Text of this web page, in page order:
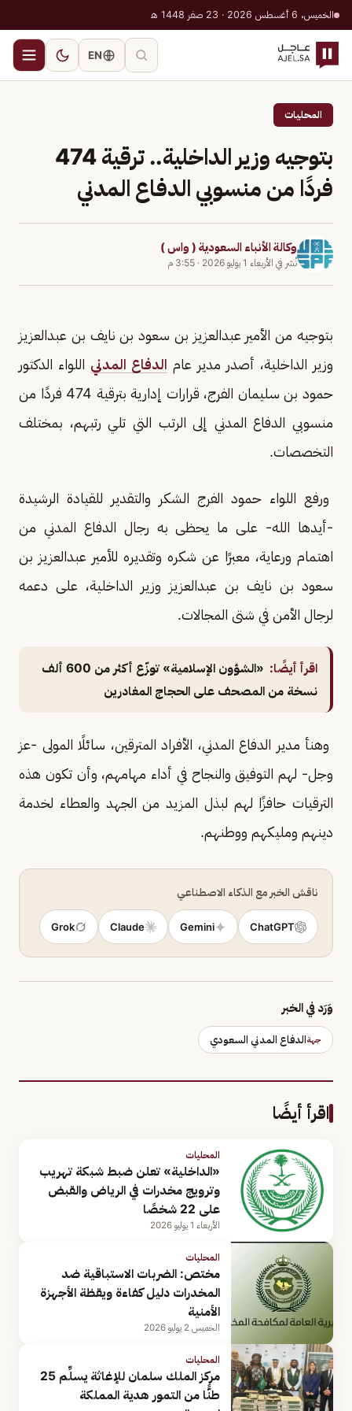
الخميس، 6 أغسطس 2026 · 23 صفر 1448 هـ
EN
المحليات
بتوجيه وزير الداخلية.. ترقية 474
فردًا من منسوبي الدفاع المدني
وكالة الأنباء السعودية ( واس )
نُشر في الأربعاء 1 يوليو 2026 · 3:55 م
بتوجيه من الأمير عبدالعزيز بن سعود بن نايف بن عبدالعزيز
وزير الداخلية، أصدر مدير عام الدفاع المدني اللواء الدكتور
حمود بن سليمان الفرج، قرارات إدارية بترقية 474 فردًا من
منسوبي الدفاع المدني إلى الرتب التي تلي رتبهم، بمختلف
التخصصات.
ورفع اللواء حمود الفرج الشكر والتقدير للقيادة الرشيدة
-أيدها الله- على ما يحظى به رجال الدفاع المدني من
اهتمام ورعاية، معبرًا عن شكره وتقديره للأمير عبدالعزيز بن
سعود بن نايف بن عبدالعزيز وزير الداخلية، على دعمه
لرجال الأمن في شتى المجالات.
اقرأ أيضًا:
«الشؤون الإسلامية» توزّع أكثر من 600 ألف
نسخة من المصحف على الحجاج المغادرين
وهنأ مدير الدفاع المدني، الأفراد المترقين، سائلًا المولى -عز
وجل- لهم التوفيق والنجاح في أداء مهامهم، وأن تكون هذه
الترقيات حافزًا لهم لبذل المزيد من الجهد والعطاء لخدمة
دينهم ومليكهم ووطنهم.
ناقش الخبر مع الذكاء الاصطناعي
ChatGPT
Gemini
Claude
Grok
وَرَد في الخبر
جهةالدفاع المدني السعودي
اقرأ أيضًا
المحليات
«الداخلية» تعلن ضبط شبكة تهريب
وترويج مخدرات في الرياض والقبض
على 22 شخصًا
الأربعاء 1 يوليو 2026
المحليات
مختص: الضربات الاستباقية ضد
المخدرات دليل كفاءة ويقظة الأجهزة
الأمنية
الخميس 2 يوليو 2026
المحليات
مركز الملك سلمان للإغاثة يسلِّم 25
طنًّا من التمور هدية المملكة